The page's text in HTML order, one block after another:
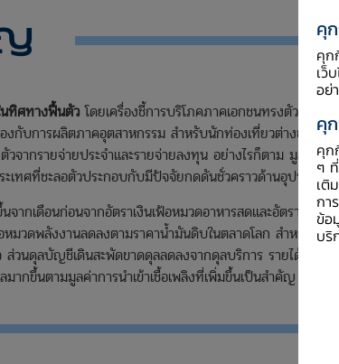
นทิศทางฟื้นตัวโดยเครื่องชี้การบริโภคภาคเอกชนทรงตัว
กับการผลิตภาคอุตสาหกรรม สำหรับนักท่องเที่ยวต่างชาติ
จากรายจ่ายประจำและรายจ่ายลงทุน อย่างไรก็ตาม มูลค่า
เทศที่ชะลอตัวประกอบกับมีปัจจัยกดดันชั่วคราวด้านอุปทาน
จากเดือนก่อนจากอัตราเงินเฟ้อหมวดอาหารสดและอัตรา
วดพลังงานลดลงตามราคาน้ำมันดิบในตลาดโลก สำหรับ
วนดุลบัญชีเดินสะพัดขาดดุลลดลงจากดุลบริการ รายได้
ากขึ้นตามมูลค่าการนำเข้าเชื้อเพลิงที่เพิ่มขึ้นเป็นสำคัญ
คุ
คุก
เว็
อย่
คุ
คุก
ๆ
เติ
กา
ข้อ
บริ